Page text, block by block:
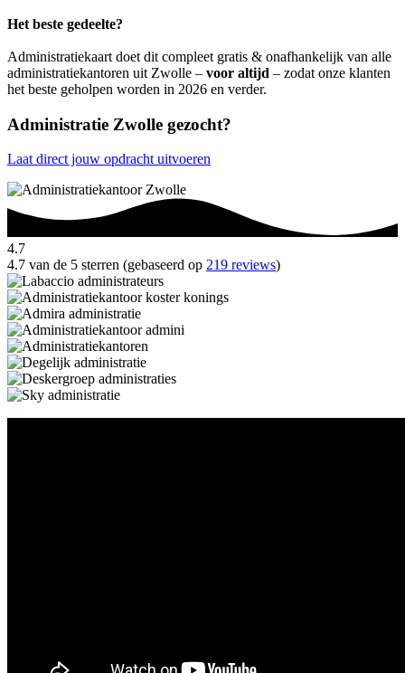
Het beste gedeelte?
Administratiekaart doet dit compleet gratis & onafhankelijk van alle
administratiekantoren uit Zwolle – voor altijd – zodat onze klanten
het beste geholpen worden in 2026 en verder.
Administratie Zwolle gezocht?
Laat direct jouw opdracht uitvoeren
4.7
4.7 van de 5 sterren (gebaseerd op 219 reviews)